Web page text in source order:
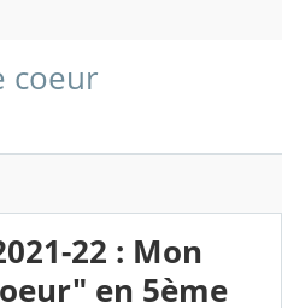
coeur
22 : Mon
en 5ème